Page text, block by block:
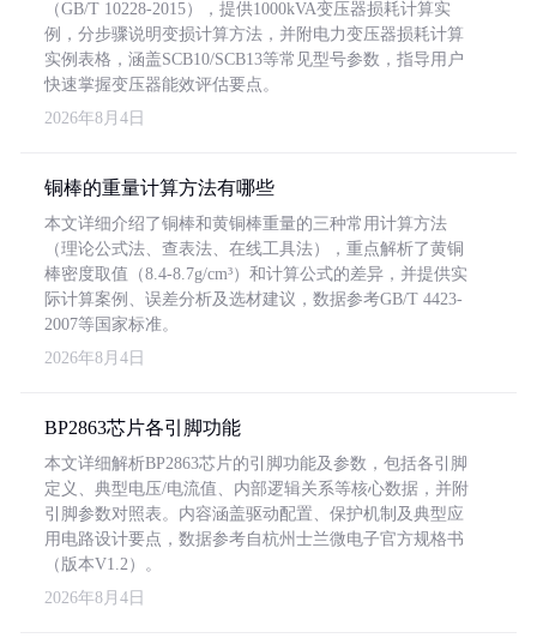
（GB/T 10228-2015），提供1000kVA变压器损耗计算实
例，分步骤说明变损计算方法，并附电力变压器损耗计算
实例表格，涵盖SCB10/SCB13等常见型号参数，指导用户
快速掌握变压器能效评估要点。
2026年8月4日
铜棒的重量计算方法有哪些
本文详细介绍了铜棒和黄铜棒重量的三种常用计算方法
（理论公式法、查表法、在线工具法），重点解析了黄铜
棒密度取值（8.4-8.7g/cm³）和计算公式的差异，并提供实
际计算案例、误差分析及选材建议，数据参考GB/T 4423-
2007等国家标准。
2026年8月4日
BP2863芯片各引脚功能
本文详细解析BP2863芯片的引脚功能及参数，包括各引脚
定义、典型电压/电流值、内部逻辑关系等核心数据，并附
引脚参数对照表。内容涵盖驱动配置、保护机制及典型应
用电路设计要点，数据参考自杭州士兰微电子官方规格书
（版本V1.2）。
2026年8月4日